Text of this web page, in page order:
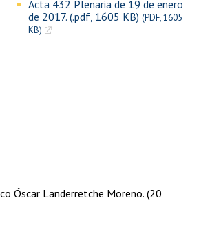
Acta 432 Plenaria de 19 de enero
de 2017. (.pdf, 1605 KB) (PDF, 1605
KB)
Óscar Landerretche Moreno. (20